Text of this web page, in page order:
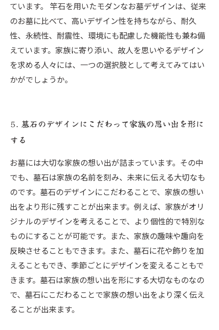
ています。 竿石を用いたモダンなお墓デザインは、従来
のお墓に比べて、高いデザイン性を持ちながら、耐久
性、永続性、耐震性、環境にも配慮した機能性も兼ね備
えています。家族に寄り添い、故人を思いやるデザイン
を求める人々には、一つの選択肢として考えてみてはい
かがでしょうか。
5. 墓石のデザインにこだわって家族の思い出を形に
する
お墓には大切な家族の想い出が詰まっています。その中
でも、墓石は家族の名前を刻み、未来に伝える大切なも
のです。墓石のデザインにこだわることで、家族の想い
出をより形に残すことが出来ます。例えば、家族がオリ
ジナルのデザインを考えることで、より個性的で特別な
ものにすることが可能です。また、家族の趣味や趣向を
反映させることもできます。また、墓石に花や飾りを加
えることもでき、季節ごとにデザインを変えることもで
きます。墓石は家族の想い出を形にする大切なものなの
で、墓石にこだわることで家族の想い出をより深く伝え
ることが出来ます。